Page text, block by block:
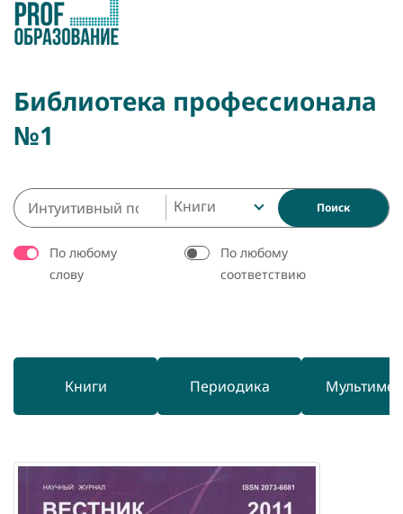
Библиотека профессионала
№1
Книги Поиск
По любому
слову
По любому
соответствию
Книги Периодика